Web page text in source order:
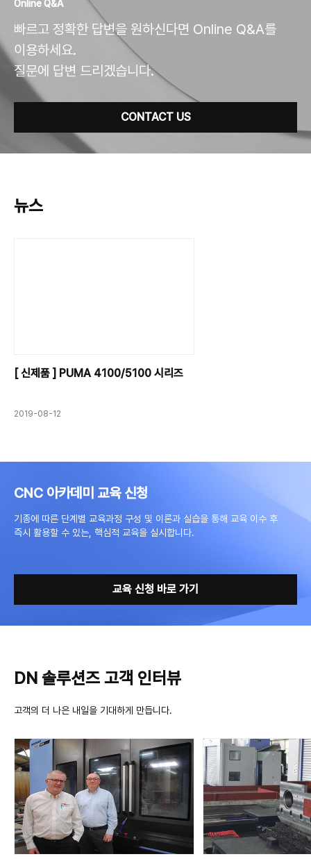
Online Q&A
빠르고 정확한 답변을 원하신다면 Online Q&A를
이용하세요.
질문에 답변 드리겠습니다.
CONTACT US
뉴스
[ 신제품 ] PUMA 4100/5100 시리즈
2019-08-12
CNC 아카데미 교육 신청
기종에 따른 단계별 교육과정 구성 및 이론과 실습을 통해 교육 이수 후
즉시 활용할 수 있는, 핵심적 교육을 실시합니다.
교육 신청 바로 가기
DN 솔루션즈 고객 인터뷰
고객의 더 나은 내일을 기대하게 만듭니다.